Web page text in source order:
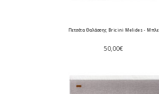
Πετσέτα Θαλάσσης Bricini Melides - Μπλε
50,00€